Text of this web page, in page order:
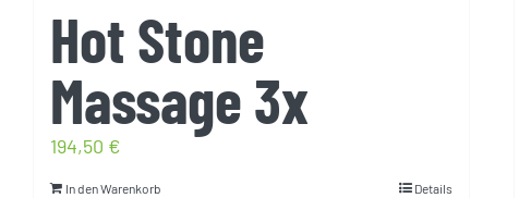
Hot Stone
Massage 3x
194,50 €
In den Warenkorb Details